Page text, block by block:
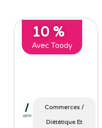
10 %
Avec Toody
Commerces /
Diététique Et